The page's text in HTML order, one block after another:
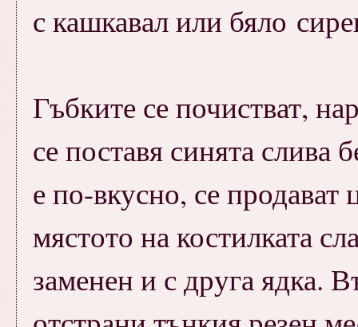
с кашкавал или бяло
Гъбките се почистват,
се поставя синята слива
е по-вкусно, се продават
мястото на костилката
заменен и с друга ядка.